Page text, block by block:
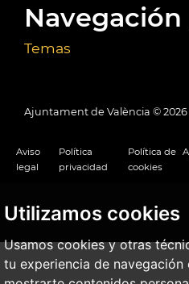
Utilizamos cookies
Usamos cookies y otras
tu experiencia de navegación
Navegación
Temas
Ajuntament de València © 2026
Aviso
legal
Política
privacidad
Política de
cookies